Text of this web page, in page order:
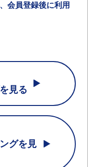
会員登録後に利用
見る
グを見